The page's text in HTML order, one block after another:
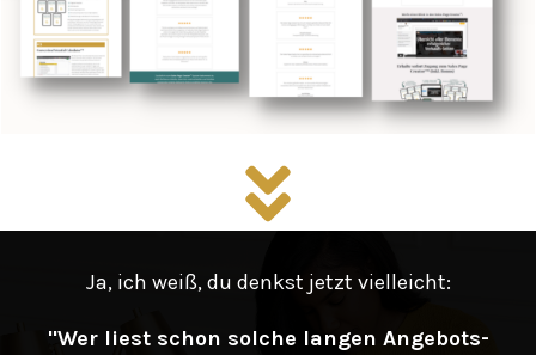
Ja, ich weiß, du denkst jetzt vielleicht:
"Wer liest schon solche langen Angebots-